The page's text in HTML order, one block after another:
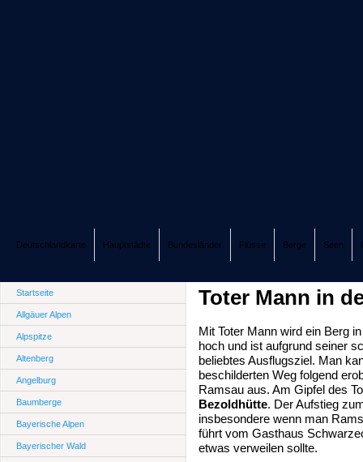
Deutschlandkarte Hauptstädte Bundesländer Flüsse Berge Seen
Startseite
Allgäuer Alpen
Alpspitze
Altenberg
Angelburg
Baumberge
Bayerische Alpen
Bayerischer Wald
Toter Mann in
Mit Toter Mann wird ein Berg
hoch und ist aufgrund seiner
beliebtes Ausflugsziel. Man
beschilderten Weg folgend
Ramsau aus. Am Gipfel des
Bezoldhütte. Der Aufstieg
insbesondere wenn man
führt vom Gasthaus
etwas verweilen sollte.